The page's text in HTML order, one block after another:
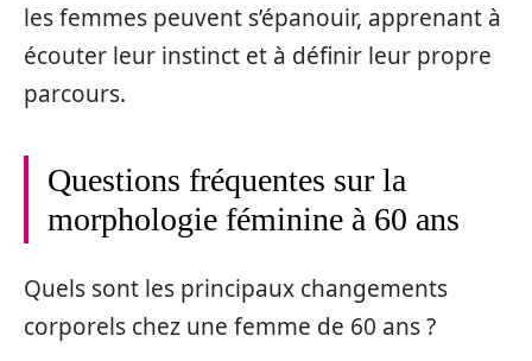
les femmes peuvent s’épanouir, apprenant à
écouter leur instinct et à définir leur propre
parcours.
Questions fréquentes sur la
morphologie féminine à 60 ans
Quels sont les principaux changements
corporels chez une femme de 60 ans ?